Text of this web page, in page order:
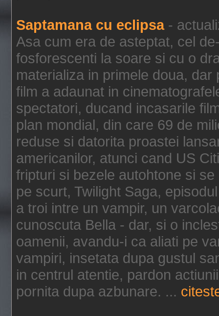
Saptamana cu eclipsa-
Asa cum era de asteptat, cel
fosforescenti la soare si cu o
materializa in primele doua,
film a adaunat in
spectatori, ducand incasarile
plan mondial, din care 69 de
reduse si datorita proastei
americanilor, atunci cand US
fripturi si bezele autohtone si
pe scurt, Twilight Saga,
a troi intre un vampir, un
cunoscuta Bella - dar, si o
oamenii, avandu-i ca aliati pe
vampiri, insetata dupa gustul
in centrul atentie, pardon
pornita dupa azbunare. ...